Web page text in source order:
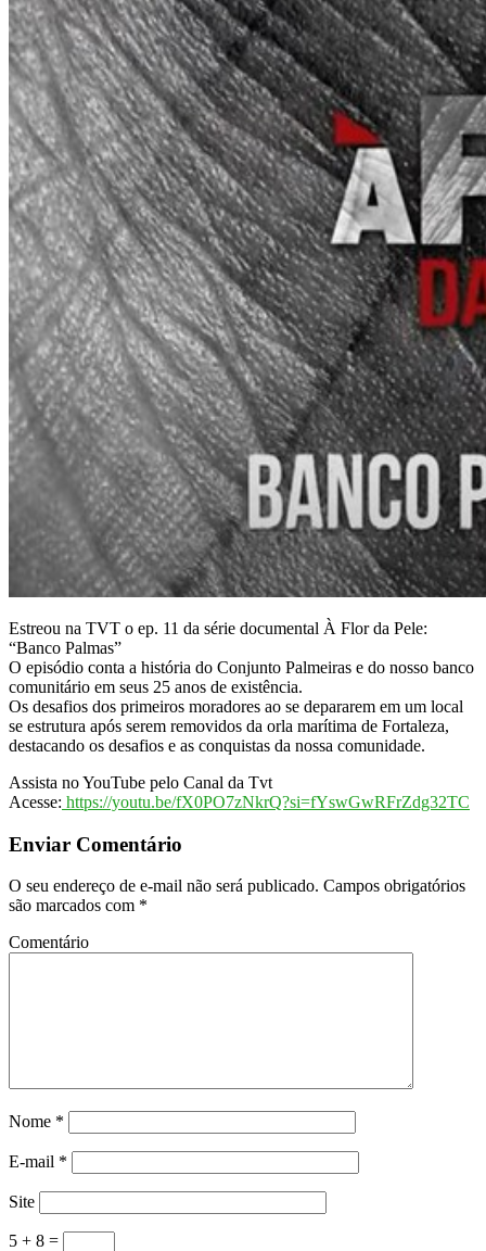
Estreou na TVT o ep. 11 da série documental À Flor da Pele:
“Banco Palmas”
O episódio conta a história do Conjunto Palmeiras e do nosso banco
comunitário em seus 25 anos de existência.
Os desafios dos primeiros moradores ao se depararem em um local
se estrutura após serem removidos da orla marítima de Fortaleza,
destacando os desafios e as conquistas da nossa comunidade.
Assista no YouTube pelo Canal da Tvt
Acesse: https://youtu.be/fX0PO7zNkrQ?si=fYswGwRFrZdg32TC
Enviar Comentário
O seu endereço de e-mail não será publicado. Campos obrigatórios
são marcados com *
Comentário
Nome *
E-mail *
Site
5 + 8 =